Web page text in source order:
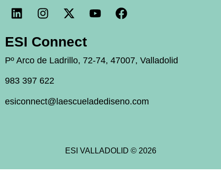
ESI Connect
Pº Arco de Ladrillo, 72-74, 47007, Valladolid
983 397 622
esiconnect@laescueladediseno.com
ESI VALLADOLID © 2026